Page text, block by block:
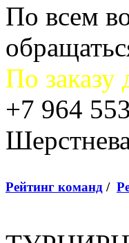
По всем
По заказу
+7 964
Рейтинг команд /